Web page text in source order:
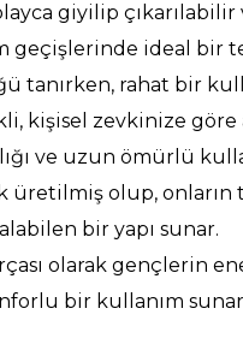
giyilip
geçişlerinde ideal bir
tanırken, rahat bir
kişisel zevkinize
ve uzun ömürlü
olup, onların
bir yapı sunar.
olarak gençlerin
bir kullanım